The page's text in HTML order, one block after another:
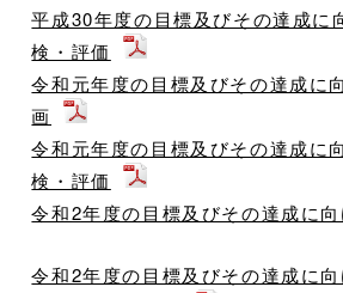
平成30年度の目標及びその達成に
検・評価
令和元年度の目標及びその達成に
画
令和元年度の目標及びその達成に
検・評価
令和2年度の目標及びその達成に
令和2年度の目標及びその達成に